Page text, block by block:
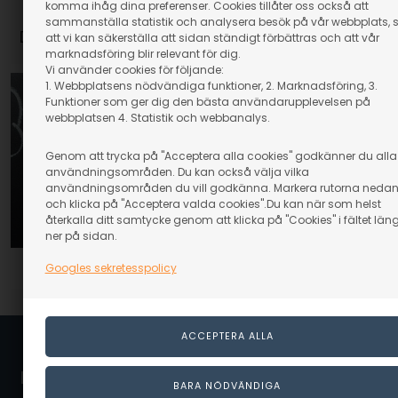
komma ihåg dina preferenser. Cookies tillåter oss också att
sammanställa statistik och analysera besök på vår webbplats,
att vi kan säkerställa att sidan ständigt förbättras och att vår
marknadsföring blir relevant för dig.
Vi använder cookies för följande:
1. Webbplatsens nödvändiga funktioner, 2. Marknadsföring, 3.
Funktioner som ger dig den bästa användarupplevelsen på
webbplatsen 4. Statistik och webbanalys.
Genom att trycka på "Acceptera alla cookies" godkänner du alla
användningsområden. Du kan också välja vilka
användningsområden du vill godkänna. Markera rutorna nedan
och klicka på "Acceptera valda cookies".Du kan när som helst
återkalla ditt samtycke genom att klicka på "Cookies" i fältet
ner på sidan.
Googles sekretesspolicy
DIY-guide med andra material Visa allt
cirka 12 cm
Linaa.se / Linå A/S